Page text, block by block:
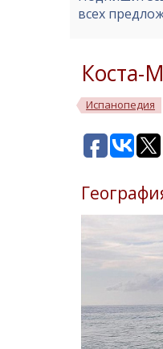
всех
Коста-
Испанопедия